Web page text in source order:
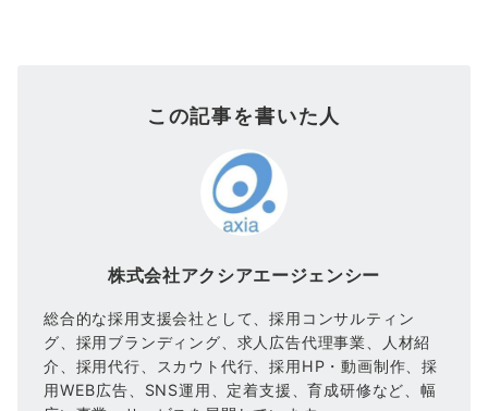
この記事を書いた人
株式会社アクシアエージェンシー
総合的な採用支援会社として、採用コンサルティン
グ、採用ブランディング、求人広告代理事業、人材紹
介、採用代行、スカウト代行、採用HP・動画制作、採
用WEB広告、SNS運用、定着支援、育成研修など、幅